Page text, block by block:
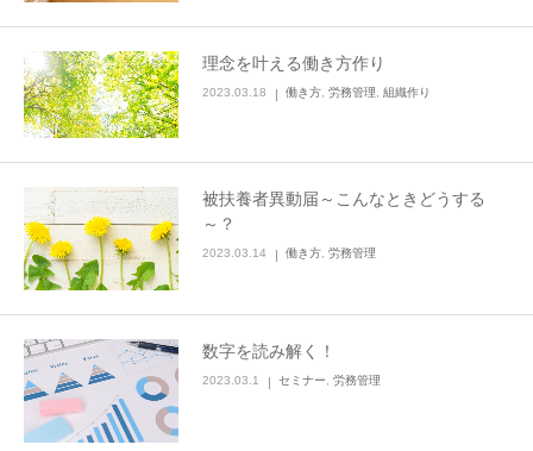
理念を叶える働き方作り
2023.03.18 働き方, 労務管理, 組織作り
被扶養者異動届～こんなときどうする
～？
2023.03.14 働き方, 労務管理
数字を読み解く！
2023.03.1 セミナー 労務管理